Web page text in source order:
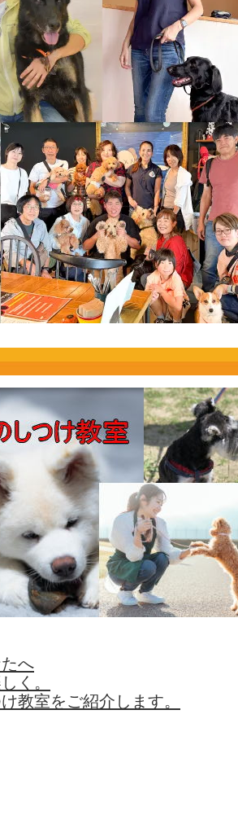
へ
く。
教室をご紹介します。